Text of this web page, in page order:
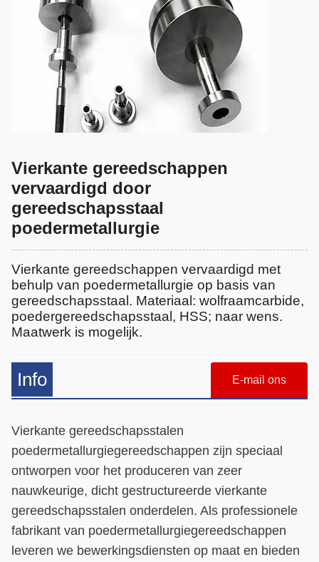
Vierkante gereedschappen
vervaardigd door
gereedschapsstaal
poedermetallurgie
Vierkante gereedschappen vervaardigd met
behulp van poedermetallurgie op basis van
gereedschapsstaal. Materiaal: wolfraamcarbide,
poedergereedschapsstaal, HSS; naar wens.
Maatwerk is mogelijk.
Info E-mail ons
Vierkante gereedschapsstalen
poedermetallurgiegereedschappen zijn speciaal
ontworpen voor het produceren van zeer
nauwkeurige, dicht gestructureerde vierkante
gereedschapsstalen onderdelen. Als professionele
fabrikant van poedermetallurgiegereedschappen
leveren we bewerkingsdiensten op maat en bieden